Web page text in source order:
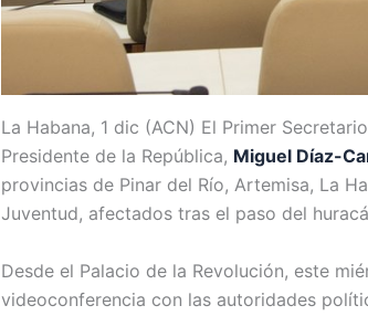
La Habana, 1 dic (ACN) El Primer
Presidente de la República, Miguel Díaz-
provincias de Pinar del Río, Artemisa, La
Juventud, afectados tras el paso del
Desde el Palacio de la Revolución, este
videoconferencia con las autoridades